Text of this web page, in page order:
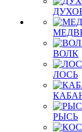
ВОЛК
ЛОСЬ
РЫСЬ